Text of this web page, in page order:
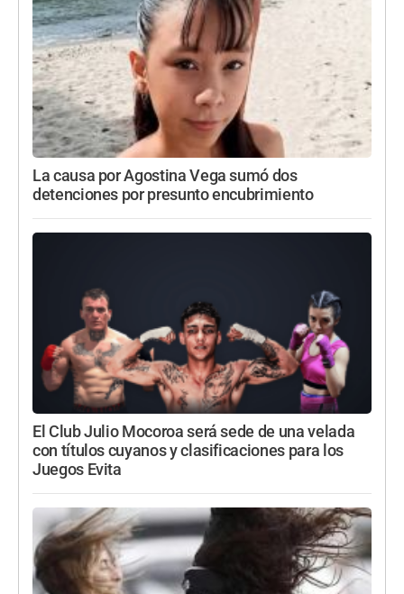
La causa por Agostina Vega sumó dos
detenciones por presunto encubrimiento
El Club Julio Mocoroa será sede de una velada
con títulos cuyanos y clasificaciones para los
Juegos Evita